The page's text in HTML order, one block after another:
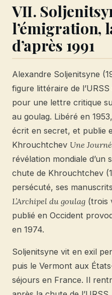
VII.
l’émigration,
d’après 1991
Alexandre Soljenitsyne
figure littéraire de
pour une lettre critique
au goulag. Libéré en
écrit en secret, et publie
Khrouchtchev Une
révélation mondiale d’un
chute de Khrouchtchev
persécuté, ses
L’Archipel du goulag (trois
publié en Occident
en 1974.
Soljenitsyne vit en exil
puis le Vermont aux
séjours en France. Il